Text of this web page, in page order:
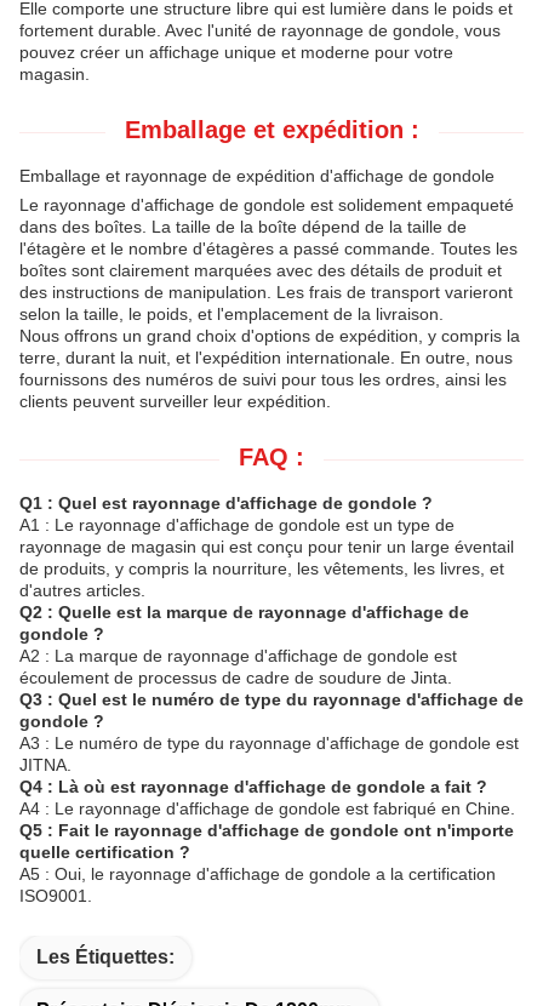
Elle comporte une structure libre qui est lumière dans le poids et
fortement durable. Avec l'unité de rayonnage de gondole, vous
pouvez créer un affichage unique et moderne pour votre
magasin.
Emballage et expédition :
Emballage et rayonnage de expédition d'affichage de gondole
Le rayonnage d'affichage de gondole est solidement empaqueté
dans des boîtes. La taille de la boîte dépend de la taille de
l'étagère et le nombre d'étagères a passé commande. Toutes les
boîtes sont clairement marquées avec des détails de produit et
des instructions de manipulation. Les frais de transport varieront
selon la taille, le poids, et l'emplacement de la livraison.
Nous offrons un grand choix d'options de expédition, y compris la
terre, durant la nuit, et l'expédition internationale. En outre, nous
fournissons des numéros de suivi pour tous les ordres, ainsi les
clients peuvent surveiller leur expédition.
FAQ :
Q1 : Quel est rayonnage d'affichage de gondole ?
A1 : Le rayonnage d'affichage de gondole est un type de
rayonnage de magasin qui est conçu pour tenir un large éventail
de produits, y compris la nourriture, les vêtements, les livres, et
d'autres articles.
Q2 : Quelle est la marque de rayonnage d'affichage de
gondole ?
A2 : La marque de rayonnage d'affichage de gondole est
écoulement de processus de cadre de soudure de Jinta.
Q3 : Quel est le numéro de type du rayonnage d'affichage de
gondole ?
A3 : Le numéro de type du rayonnage d'affichage de gondole est
JITNA.
Q4 : Là où est rayonnage d'affichage de gondole a fait ?
A4 : Le rayonnage d'affichage de gondole est fabriqué en Chine.
Q5 : Fait le rayonnage d'affichage de gondole ont n'importe
quelle certification ?
A5 : Oui, le rayonnage d'affichage de gondole a la certification
ISO9001.
Les Étiquettes: